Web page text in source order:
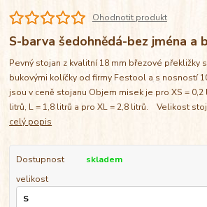
Ohodnotit produkt
S-barva šedohnědá-bez jména a
Pevný stojan z kvalitní 18 mm březové překližky
bukovými kolíčky od firmy Festool a s nosností
jsou v ceně stojanu Objem misek je pro XS = 0,2
litrů, L = 1,8 litrů a pro XL = 2,8 litrů. Velikost
celý popis
Dostupnost
skladem
velikost